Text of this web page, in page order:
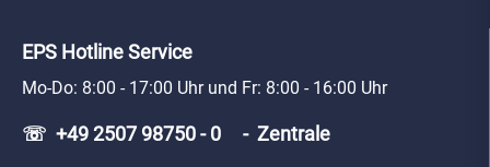
EPS Hotline Service
Mo-Do: 8:00 - 17:00 Uhr und Fr: 8:00 - 16:00 Uhr
☏ +49 2507 98750 - 0 - Zentrale